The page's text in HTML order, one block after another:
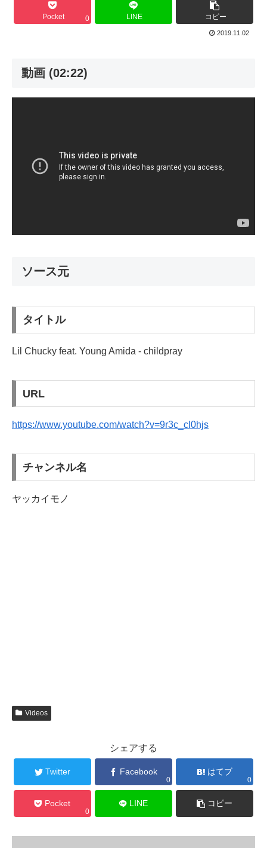
Pocket 0 LINE コピー
2019.11.02
動画 (02:22)
ソース元
タイトル
Lil Chucky feat. Young Amida - childpray
URL
https://www.youtube.com/watch?v=9r3c_cl0hjs
チャンネル名
ヤッカイモノ
Videos
シェアする
Twitter Facebook
0
はてブ
0
Pocket
0
LINE コピー